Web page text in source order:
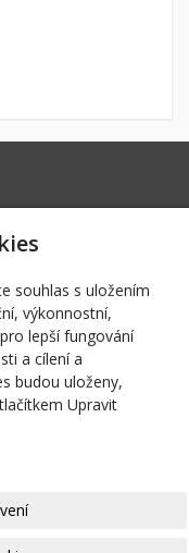
souhlas s uložením
výkonnostní,
lepší fungování
a cílení a
budou uloženy,
Upravit